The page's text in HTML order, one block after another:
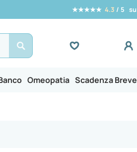
★★★★★ 4.3 / 5 su
Search
Omeopatia Scadenza Breve